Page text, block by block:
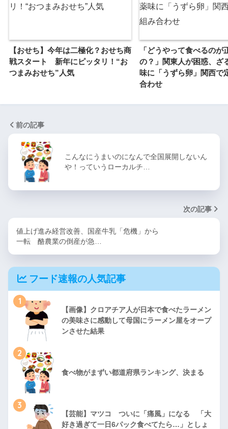
【おせち】今年は二極化？おせち商
戦スタート 新年にピッタリ！“お
つまみおせち”人気
「どうやって食べるのが
の？」関東人が困惑、ざ
味に「うずら卵」関西で
合わせ
前の記事
こんなにうまいのになんで全国展開しないん
や！っていうローカルチ…
次の記事
値上げ進み経営改善、国産牛乳「危機」から
一転 酪農業の倒産が急…
フード速報の人気記事
1
【画像】クロアチア人が日本で食べたラーメン
の美味さに感動して母国にラーメン屋をオープ
ンさせた結果
2
食べ物がまずい都道府県ランキング、決まる
3
【芸能】マツコ ついに「痛風」になる 「大
好き過ぎて一日6パック食べてたら…」としょ